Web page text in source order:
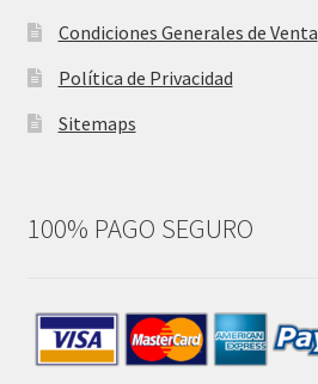
Condiciones Generales de Venta
Política de Privacidad
Sitemaps
100% PAGO SEGURO